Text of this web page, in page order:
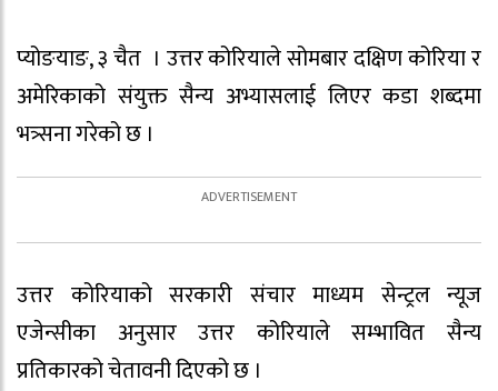
प्योङयाङ, ३ चैत । उत्तर कोरियाले सोमबार दक्षिण कोरिया र
अमेरिकाको संयुक्त सैन्य अभ्यासलाई लिएर कडा शब्दमा
भत्र्सना गरेको छ ।
उत्तर कोरियाको सरकारी संचार माध्यम सेन्ट्रल न्यूज
एजेन्सीका अनुसार उत्तर कोरियाले सम्भावित सैन्य
प्रतिकारको चेतावनी दिएको छ ।